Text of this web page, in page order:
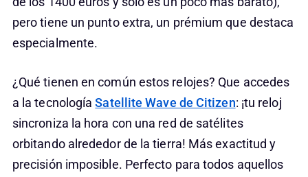
pero tiene un punto extra, un prémium que destaca
especialmente.
¿Qué tienen en común estos relojes? Que accedes
a la tecnologíaSatellite Wave de Citizen: ¡tu reloj
sincroniza la hora con una red de satélites
orbitando alrededor de la tierra! Más exactitud y
precisión imposible. Perfecto para todos aquellos